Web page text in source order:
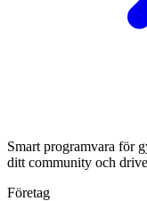
Smart programvara för
ditt community och
Företag